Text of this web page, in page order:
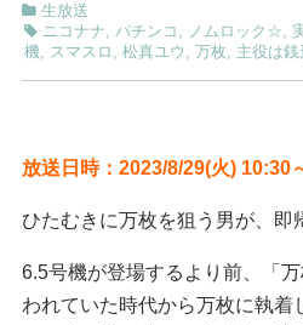
生放送
ニコナナ
パチンコ ノムロック☆
機, スマスロ 松真ユウ 万枚 主役は銭
放送日時：2023/8/29(火) 10:30
ひたむきに万枚を狙う男が、即
6.5号機が登場するより前、「
われていた時代から万枚に執着